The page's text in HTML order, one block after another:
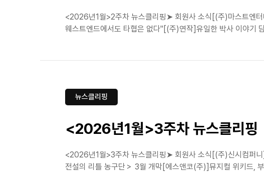
<2026년1월>2주차 뉴스클리핑➤ 회원사 소식[(주)마스트엔
웨스트엔드에서도 타협은 없다"[(주)연작]유일한 박사 이야기
뉴스클리핑
<2026년1월>3주차 뉴스클리핑
<2026년1월>3주차 뉴스클리핑➤ 회원사 소식[(주)신시컴퍼
전설의 리틀 농구단＞ 3월 개막[에스앤코(주)]뮤지컬 위키드,